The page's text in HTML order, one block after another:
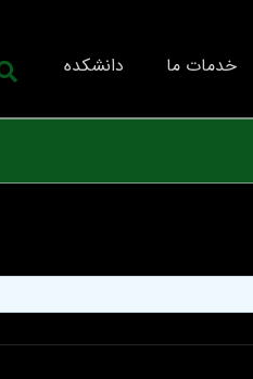
خدمات ما دانشکده